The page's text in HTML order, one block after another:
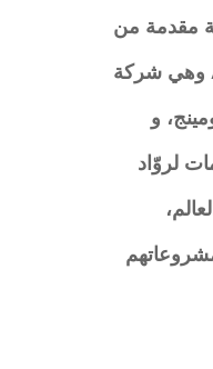
مقدمة من
شركة العارف ALAREF, Inc وهي شركة
و
لروّاد